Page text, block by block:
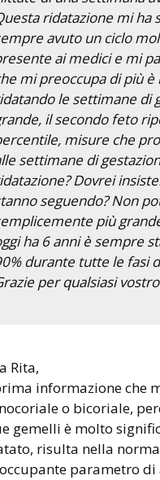
ridatazione mi ha
avuto un ciclo
ai medici e mi
mi preoccupa di più
le settimane di
il secondo feto
misure che
settimane di
Dovrei
seguendo? Non
più
ha 6 anni è sempre
durante tutte le fasi
per qualsiasi
Rita,
informazione che
o bicoriale,
gemelli è molto
risulta nella
parametro